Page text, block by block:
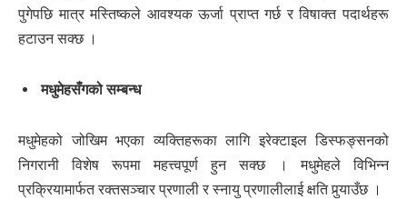
पुगेपछि मात्र मस्तिष्कले आवश्यक ऊर्जा प्राप्त गर्छ र विषाक्त पदार्थहरू
हटाउन सक्छ ।
मधुमेहसँगको सम्बन्ध
मधुमेहको जोखिम भएका व्यक्तिहरूका लागि इरेक्टाइल डिस्फङ्सनको
निगरानी विशेष रूपमा महत्त्वपूर्ण हुन सक्छ । मधुमेहले विभिन्न
प्रक्रियामार्फत रक्तसञ्चार प्रणाली र स्नायु प्रणालीलाई क्षति पुर्‍याउँछ ।